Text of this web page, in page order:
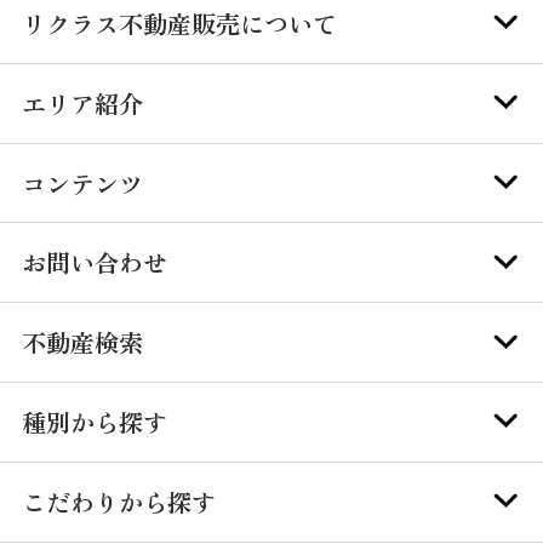
リクラス不動産販売について
エリア紹介
コンテンツ
お問い合わせ
不動産検索
種別から探す
こだわりから探す